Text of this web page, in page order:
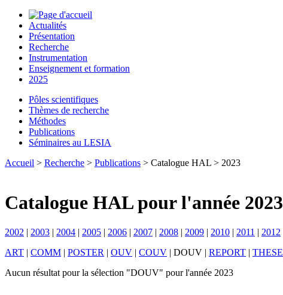
Actualités
Présentation
Recherche
Instrumentation
Enseignement et formation
2025
Pôles scientifiques
Thèmes de recherche
Méthodes
Publications
Séminaires au LESIA
Accueil > Recherche > Publications > Catalogue HAL > 2023
Catalogue HAL pour l'année 2023
2002 | 2003 | 2004 | 2005 | 2006 | 2007 | 2008 | 2009 | 2010 | 2011 | 2012
ART | COMM | POSTER | OUV | COUV | DOUV | REPORT | THESE
Aucun résultat pour la sélection "DOUV" pour l'année 2023